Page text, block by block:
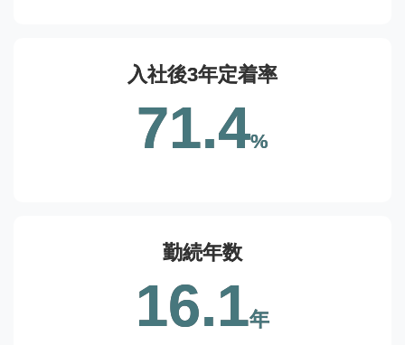
入社後3年定着率
71.4%
勤続年数
16.1年